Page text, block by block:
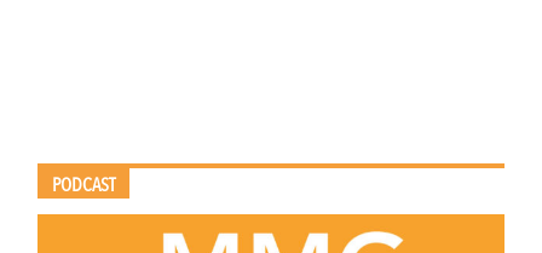
PODCAST